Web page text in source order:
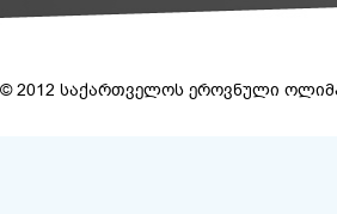
© 2012 საქართველოს ეროვნული